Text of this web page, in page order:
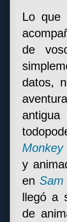
Lo que
de
datos,
antigua
y
en
llegó a
de